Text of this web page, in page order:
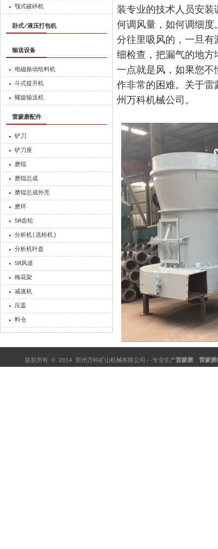
颚式破碎机
卧式/液压打包机
输送设备
电磁振动给料机
斗式提升机
螺旋输送机
雷蒙磨配件
铲刀
铲刀座
磨辊
磨辊总成
磨辊总成外壳
磨环
5R齿轮
分析机(选粉机)
分析机叶盘
5R风道
梅花架
减速机
压盖
料仓
装专业的技术人员安
何调风量，如何调细
分往里吸风的，一旦
细检查，把漏气的地
一点就是风，如果您不
作非常的困难。关于
州万科机械公司。
版权所有 © 2014 郑州万科矿山机械有限公司--专业生产雷蒙磨、 雷蒙磨